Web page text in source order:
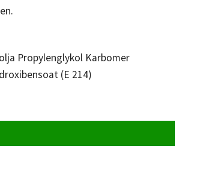
Propylenglykol Karbomer
(E 214)